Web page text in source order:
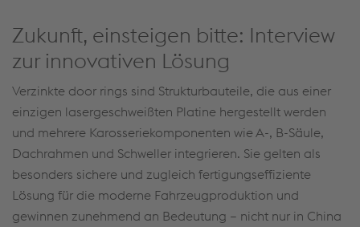
Zukunft, einsteigen bitte: Interview
zur innovativen Lösung
Verzinkte door rings sind Strukturbauteile, die aus einer
einzigen lasergeschweißten Platine hergestellt werden
und mehrere Karosseriekomponenten wie A-, B-Säule,
Dachrahmen und Schweller integrieren. Sie gelten als
besonders sichere und zugleich fertigungseffiziente
Lösung für die moderne Fahrzeugproduktion und
gewinnen zunehmend an Bedeutung – nicht nur in China